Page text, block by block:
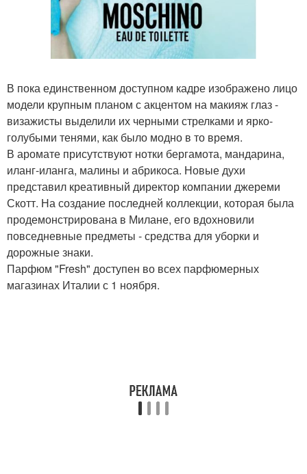
В пока единственном доступном кадре изображено лицо
модели крупным планом с акцентом на макияж глаз -
визажисты выделили их черными стрелками и ярко-
голубыми тенями, как было модно в то время.
В аромате присутствуют нотки бергамота, мандарина,
иланг-иланга, малины и абрикоса. Новые духи
представил креативный директор компании джереми
Скотт. На создание последней коллекции, которая была
продемонстрирована в Милане, его вдохновили
повседневные предметы - средства для уборки и
дорожные знаки.
Парфюм "Fresh" доступен во всех парфюмерных
магазинах Италии с 1 ноября.